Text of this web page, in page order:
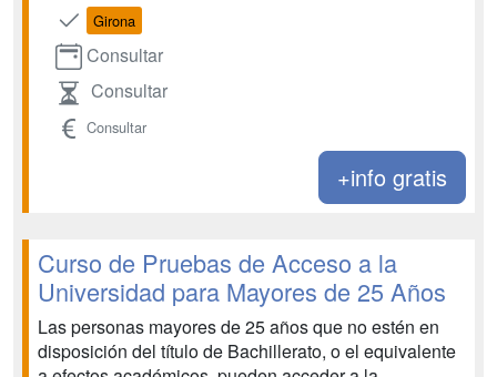
Girona
Consultar
Consultar
Consultar
+info gratis
Curso de Pruebas de Acceso a la
Universidad para Mayores de 25 Años
Las personas mayores de 25 años que no estén en
disposición del título de Bachillerato, o el equivalente